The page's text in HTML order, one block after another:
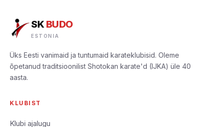
SK BUDO
ESTONIA
Üks Eesti vanimaid ja tuntumaid karateklubisid. Oleme
õpetanud traditsioonilist Shotokan karate'd (IJKA) üle 40
aasta.
KLUBIST
Klubi ajalugu